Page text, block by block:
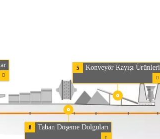
5 Konveyör Kayışı Ürünleri
8 Taban Döşeme Dolguları